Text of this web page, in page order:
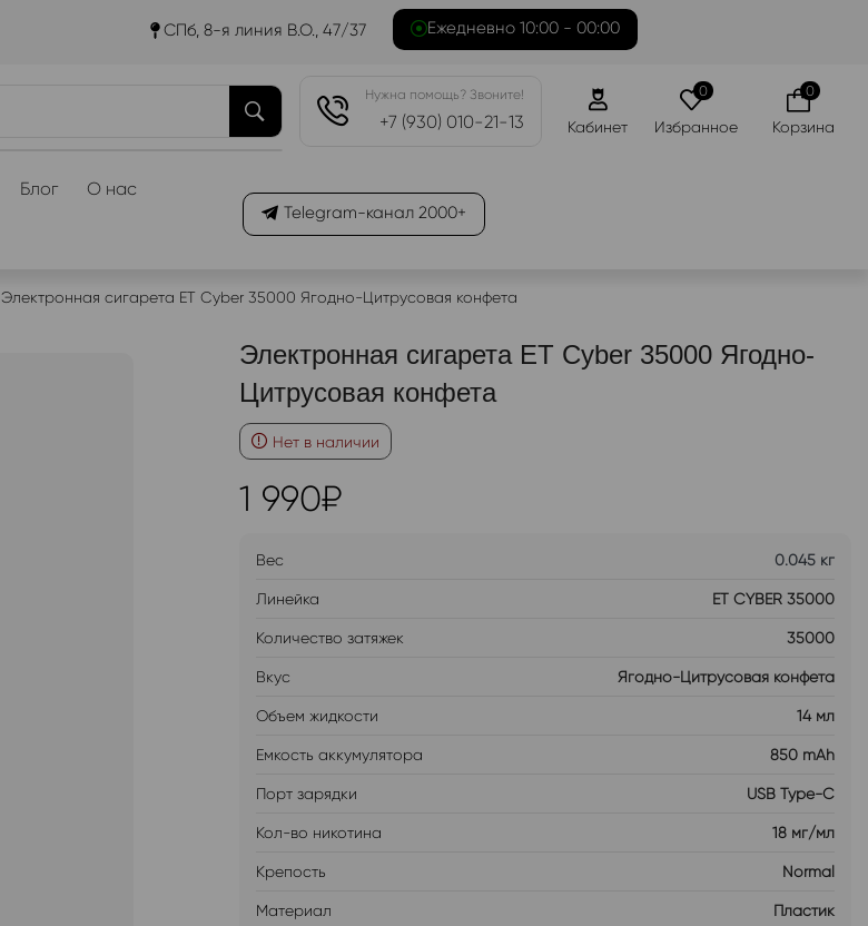
СПб, 8-я линия В.О., 47/37 Ежедневно 10:00 - 00:00
Нужна помощь? Звоните!
+7 (930) 010-21-13 Кабинет
0
Избранное
0
Корзина
Блог О нас
Telegram-канал 2000+
Электронная сигарета ET Cyber 35000 Ягодно-Цитрусовая конфета
Электронная сигарета ET Cyber 35000 Ягодно-
Цитрусовая конфета
Нет в наличии
1 990₽
Вес 0.045 кг
Линейка ET CYBER 35000
Количество затяжек 35000
Вкус Ягодно-Цитрусовая конфета
Объем жидкости 14 мл
Емкость аккумулятора 850 mAh
Порт зарядки USB Type-C
Кол-во никотина 18 мг/мл
Крепость Normal
Материал Пластик